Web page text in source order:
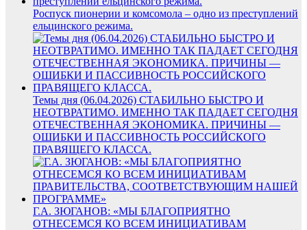
Роспуск пионерии и комсомола – одно из преступлений
ельцинского режима.
Темы дня (06.04.2026) СТАБИЛЬНО БЫСТРО И
НЕОТВРАТИМО. ИМЕННО ТАК ПАДАЕТ СЕГОДНЯ
ОТЕЧЕСТВЕННАЯ ЭКОНОМИКА. ПРИЧИНЫ —
ОШИБКИ И ПАССИВНОСТЬ РОССИЙСКОГО
ПРАВЯЩЕГО КЛАССА.
Г.А. ЗЮГАНОВ: «МЫ БЛАГОПРИЯТНО
ОТНЕСЕМСЯ КО ВСЕМ ИНИЦИАТИВАМ